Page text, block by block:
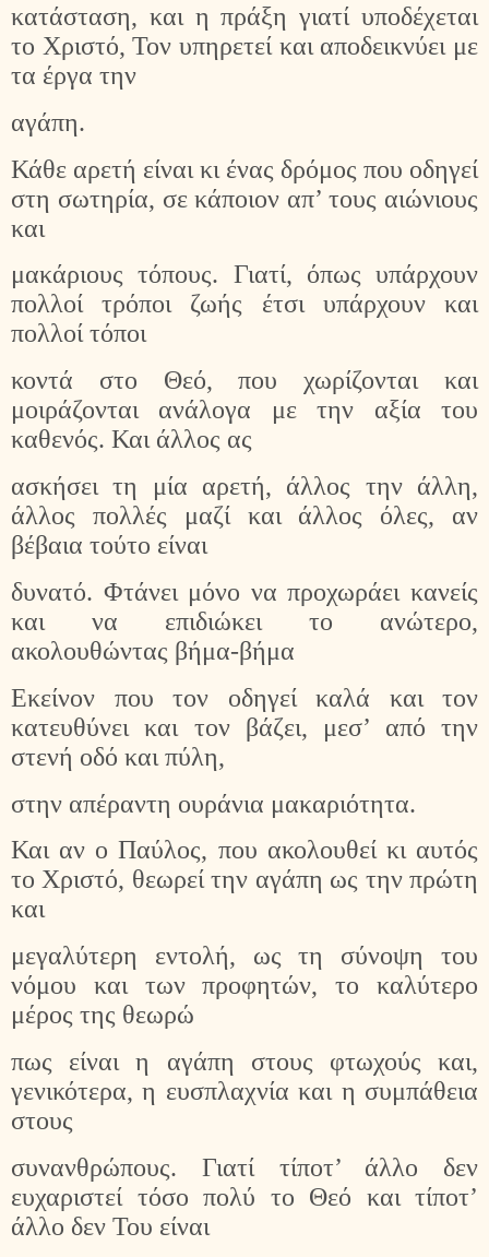
κατάσταση, και η πράξη γιατί υποδέχεται
το Χριστό, Τον υπηρετεί και αποδεικνύει με
τα έργα την
αγάπη.
Κάθε αρετή είναι κι ένας δρόμος που οδηγεί
στη σωτηρία, σε κάποιον απ’ τους αιώνιους
και
μακάριους τόπους. Γιατί, όπως υπάρχουν
πολλοί τρόποι ζωής έτσι υπάρχουν και
πολλοί τόποι
κοντά στο Θεό, που χωρίζονται και
μοιράζονται ανάλογα με την αξία του
καθενός. Και άλλος ας
ασκήσει τη μία αρετή, άλλος την άλλη,
άλλος πολλές μαζί και άλλος όλες, αν
βέβαια τούτο είναι
δυνατό. Φτάνει μόνο να προχωράει κανείς
και να επιδιώκει το ανώτερο,
ακολουθώντας βήμα-βήμα
Εκείνον που τον οδηγεί καλά και τον
κατευθύνει και τον βάζει, μεσ’ από την
στενή οδό και πύλη,
στην απέραντη ουράνια μακαριότητα.
Και αν ο Παύλος, που ακολουθεί κι αυτός
το Χριστό, θεωρεί την αγάπη ως την πρώτη
και
μεγαλύτερη εντολή, ως τη σύνοψη του
νόμου και των προφητών, το καλύτερο
μέρος της θεωρώ
πως είναι η αγάπη στους φτωχούς και,
γενικότερα, η ευσπλαχνία και η συμπάθεια
στους
συνανθρώπους. Γιατί τίποτ’ άλλο δεν
ευχαριστεί τόσο πολύ το Θεό και τίποτ’
άλλο δεν Του είναι